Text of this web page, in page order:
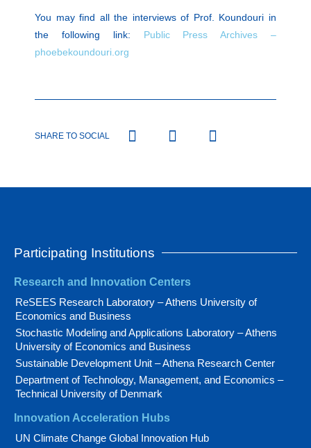
You may find all the interviews of Prof. Koundouri in
the following link: Public Press Archives –
phoebekoundouri.org
SHARE TO SOCIAL
Participating Institutions
Research and Innovation Centers
ReSEES Research Laboratory – Athens University of
Economics and Business
Stochastic Modeling and Applications Laboratory – Athens
University of Economics and Business
Sustainable Development Unit – Athena Research Center
Department of Technology, Management, and Economics –
Technical University of Denmark
Innovation Acceleration Hubs
UN Climate Change Global Innovation Hub